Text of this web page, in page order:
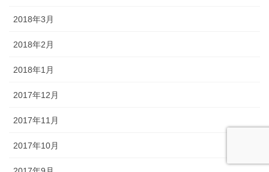
2018年3月
2018年2月
2018年1月
2017年12月
2017年11月
2017年10月